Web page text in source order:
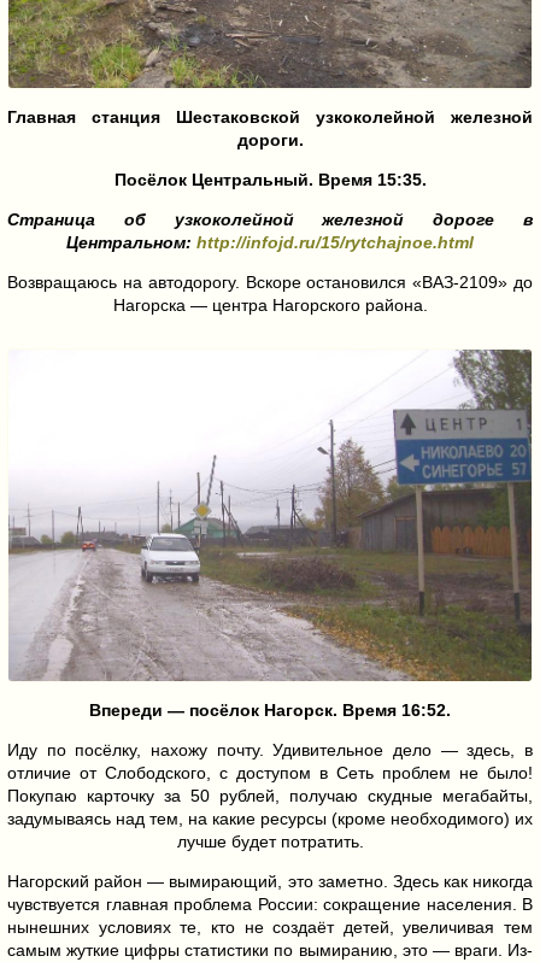
Главная станция Шестаковской узкоколейной железной
дороги.
Посёлок Центральный. Время 15:35.
Страница об узкоколейной железной дороге в
Центральном: http://infojd.ru/15/rytchajnoe.html
Возвращаюсь на автодорогу. Вскоре остановился «ВАЗ-2109» до
Нагорска — центра Нагорского района.
Впереди — посёлок Нагорск. Время 16:52.
Иду по посёлку, нахожу почту. Удивительное дело — здесь, в
отличие от Слободского, с доступом в Сеть проблем не было!
Покупаю карточку за 50 рублей, получаю скудные мегабайты,
задумываясь над тем, на какие ресурсы (кроме необходимого) их
лучше будет потратить.
Нагорский район — вымирающий, это заметно. Здесь как никогда
чувствуется главная проблема России: сокращение населения. В
нынешних условиях те, кто не создаёт детей, увеличивая тем
самым жуткие цифры статистики по вымиранию, это — враги. Из-